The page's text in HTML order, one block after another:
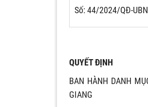
Số: 44/2024/QĐ-
QUYẾT ĐỊNH
BAN HÀNH DANH
GIANG